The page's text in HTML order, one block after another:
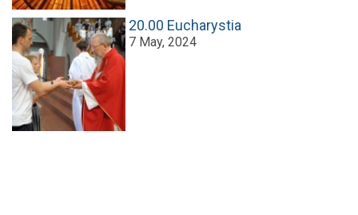
20.00 Eucharystia
7 May, 2024